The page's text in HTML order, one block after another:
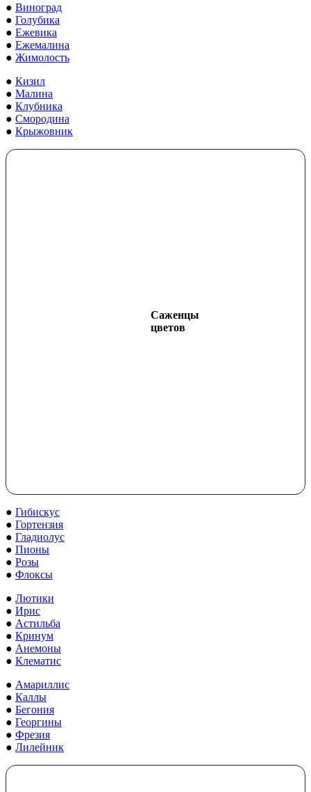
● Виноград
● Голубика
● Ежевика
● Ежемалина
● Жимолость
● Кизил
● Малина
● Клубника
● Смородина
● Крыжовник
Саженцы
цветов
● Гибискус
● Гортензия
● Гладиолус
● Пионы
● Розы
● Флоксы
● Лютики
● Ирис
● Астильба
● Кринум
● Анемоны
● Клематис
● Амариллис
● Каллы
● Бегония
● Георгины
● Фрезия
● Лилейник